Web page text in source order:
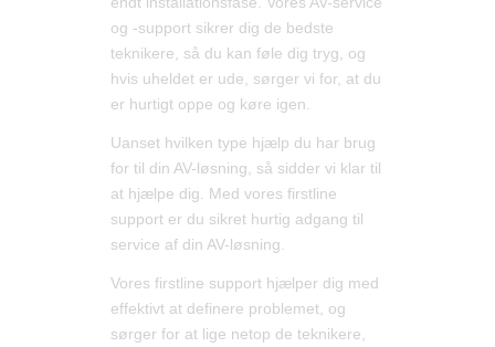
og -support sikrer dig de bedste
teknikere, så du kan føle dig tryg, og
hvis uheldet er ude, sørger vi for, at du
er hurtigt oppe og køre igen.
Uanset hvilken type hjælp du har brug
for til din AV-løsning, så sidder vi klar til
at hjælpe dig. Med vores firstline
support er du sikret hurtig adgang til
service af din AV-løsning.
Vores firstline support hjælper dig med
effektivt at definere problemet, og
sørger for at lige netop de teknikere,